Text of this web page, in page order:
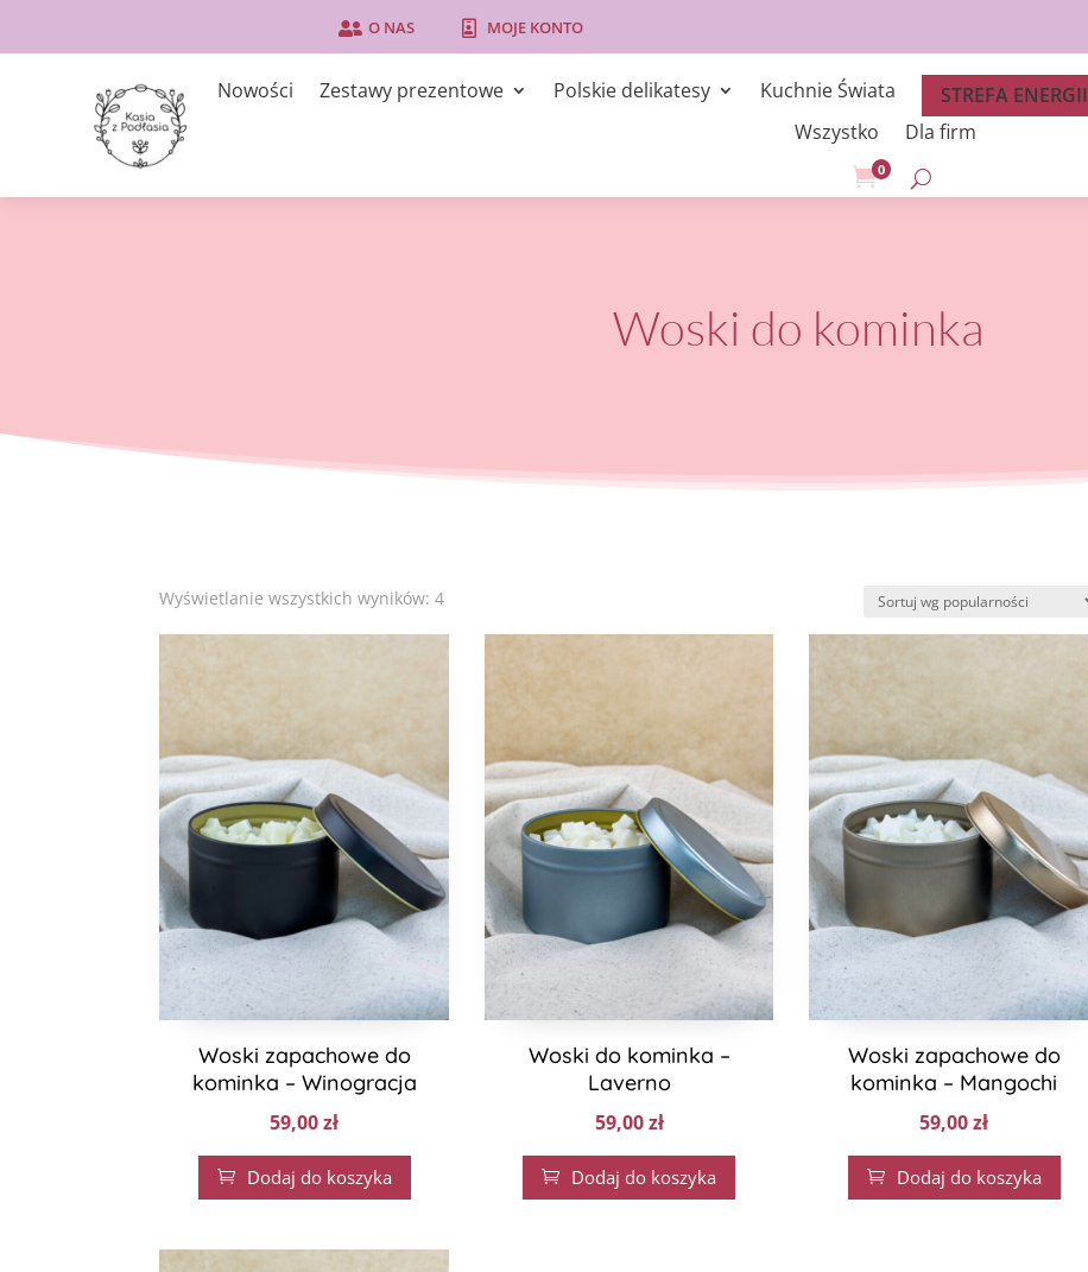
 O NAS  MOJE KONTO
Nowości Zestawy prezentowe Polskie delikatesy Kuchnie Świata STREFA ENERGII
Wszystko
Dla firm
0
Woski do kominka
Wyświetlanie wszystkich wyników: 4Posortowane
Woski zapachowe do
kominka – Winogracja
59,00zł
 Dodaj do koszyka
Woski do kominka –
Laverno
59,00zł
 Dodaj do koszyka
Woski zapachowe do
kominka – Mangochi
59,00zł
 Dodaj do koszyka